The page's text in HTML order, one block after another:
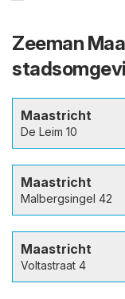
Zeeman
Maastricht
De Leim 10
Maastricht
Malbergsingel 42
Maastricht
Voltastraat 4